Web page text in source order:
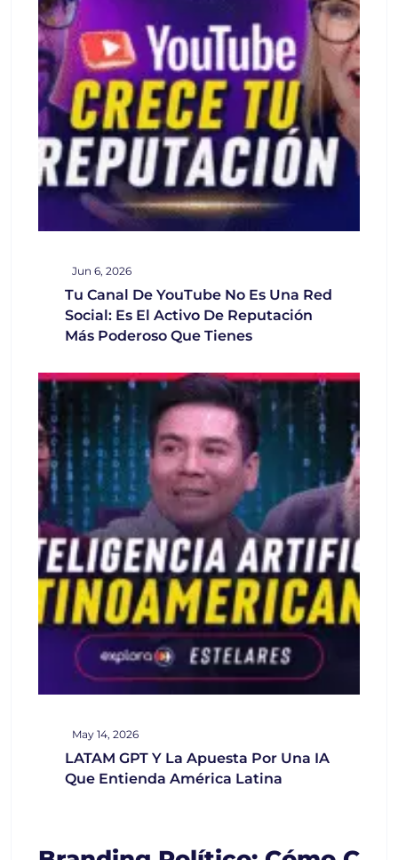
Jun 6, 2026
Tu Canal De YouTube No Es Una Red
Social: Es El Activo De Reputación
Más Poderoso Que Tienes
May 14, 2026
LATAM GPT Y La Apuesta Por Una IA
Que Entienda América Latina